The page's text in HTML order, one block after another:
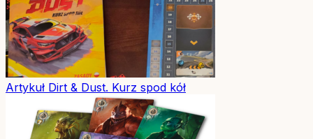
Artykuł Dirt & Dust. Kurz spod kół